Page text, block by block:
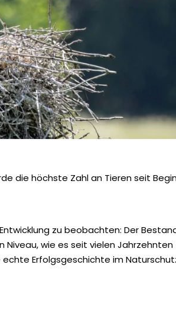
die höchste Zahl an Tieren seit
zu beobachten: Der
wie es seit vielen Jahrzehnten
Erfolgsgeschichte im